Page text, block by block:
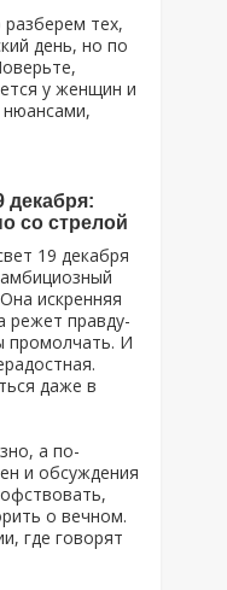
тех,
день, но по
у женщин и
со стрелой
19 декабря
искренняя
режет правду-
промолчать. И
даже в
а по-
и обсуждения
о вечном.
где говорят